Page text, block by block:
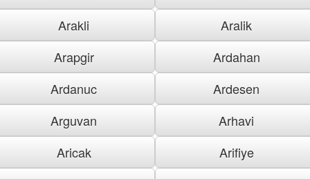
Arakli
Aralik
Arapgir
Ardahan
Ardanuc
Ardesen
Arguvan
Arhavi
Aricak
Arifiye